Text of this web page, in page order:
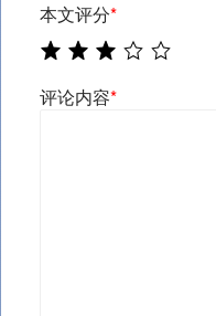
本文评分*
评论内容*